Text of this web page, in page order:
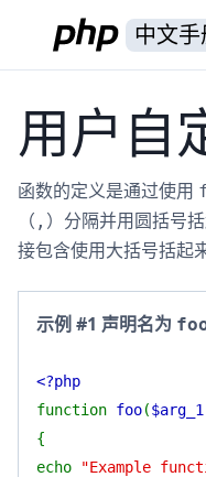
中文
用户自
函数的定义是通过使用
（ , ）分隔并用圆括号
接包含使用大括号括起
示例 #1 声明名为
<?php
function foo($arg_1
{
echo
"Example